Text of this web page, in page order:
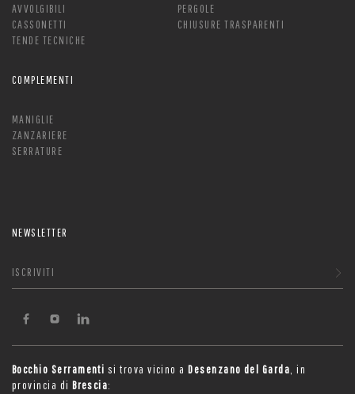
AVVOLGIBILI
CASSONETTI
TENDE TECNICHE
PERGOLE
CHIUSURE TRASPARENTI
COMPLEMENTI
MANIGLIE
ZANZARIERE
SERRATURE
NEWSLETTER
ISCRIVITI
Bocchio Serramenti si trova vicino aDesenzano del Garda , in
provincia diBrescia: